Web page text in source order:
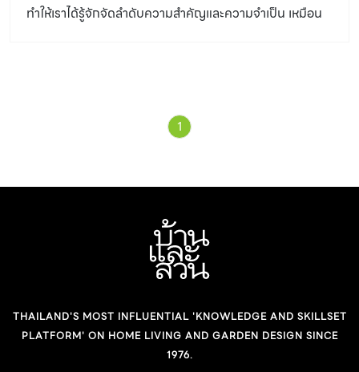
ทำให้เราได้รู้จักจัดลำดับความสำคัญและความจำเป็น เหมือน
1
THAILAND'S MOST INFLUENTIAL 'KNOWLEDGE AND SKILLSET
PLATFORM' ON HOME LIVING AND GARDEN DESIGN SINCE
1976.